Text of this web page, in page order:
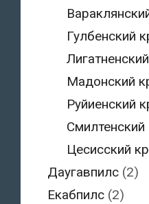
Гулбенский
Мадонский
Руйиенский
Смилтенский
Цесисский
Даугавпилс(2)
Екабпилс(2)